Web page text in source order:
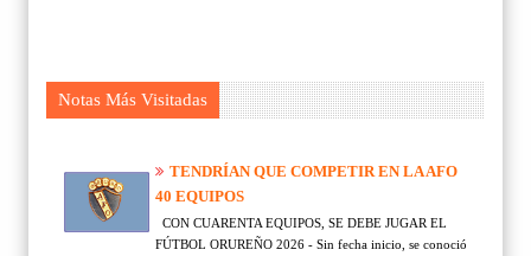
Notas Más Visitadas
TENDRÍAN QUE COMPETIR EN LA AFO
40 EQUIPOS
CON CUARENTA EQUIPOS, SE DEBE JUGAR EL
FÚTBOL ORUREÑO 2026 - Sin fecha inicio, se conoció